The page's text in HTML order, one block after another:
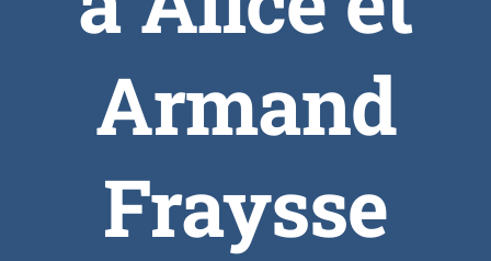
Armand
Fraysse